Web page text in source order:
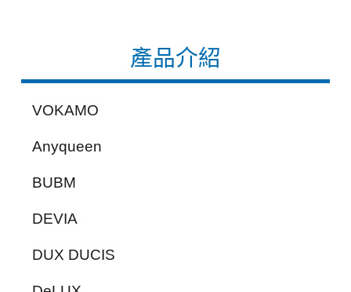
產品介紹
VOKAMO
Anyqueen
BUBM
DEVIA
DUX DUCIS